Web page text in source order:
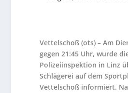
Vettelschoß (ots) – Am
gegen 21:45 Uhr, wurde
Polizeiinspektion in Linz
Schlägerei auf dem
Vettelschoß informiert.